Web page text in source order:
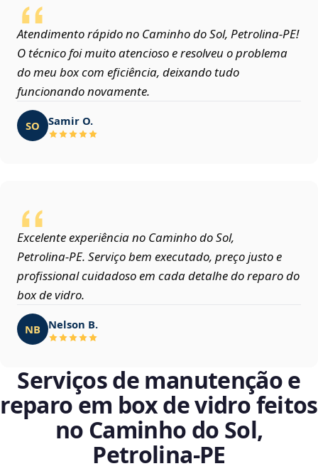
Atendimento rápido no Caminho do Sol, Petrolina‑PE!
O técnico foi muito atencioso e resolveu o problema
do meu box com eficiência, deixando tudo
funcionando novamente.
SO Samir O.
Excelente experiência no Caminho do Sol,
Petrolina‑PE. Serviço bem executado, preço justo e
profissional cuidadoso em cada detalhe do reparo do
box de vidro.
NB Nelson B.
Serviços de manutenção e
reparo em box de vidro feitos
no Caminho do Sol,
Petrolina‑PE